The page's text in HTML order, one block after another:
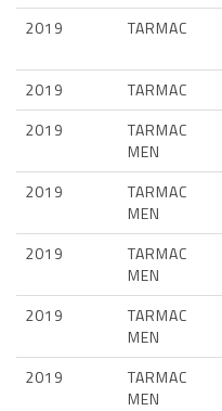
2019
TARMAC
2019
TARMAC
2019
TARMAC
MEN
2019
TARMAC
MEN
2019
TARMAC
MEN
2019
TARMAC
MEN
2019
TARMAC
MEN